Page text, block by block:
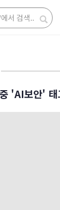
'AI보안' 태